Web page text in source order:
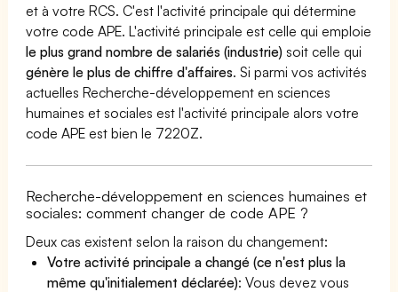
et à votre RCS. C'est l'activité principale qui détermine
votre code APE. L'activité principale est celle qui emploie
le plus grand nombre de salariés (industrie) soit celle qui
génère le plus de chiffre d'affaires. Si parmi vos activités
actuelles Recherche-développement en sciences
humaines et sociales est l'activité principale alors votre
code APE est bien le 7220Z.
Recherche-développement en sciences humaines et
sociales: comment changer de code APE ?
Deux cas existent selon la raison du changement:
Votre activité principale a changé (ce n'est plus la
même qu'initialement déclarée): Vous devez vous